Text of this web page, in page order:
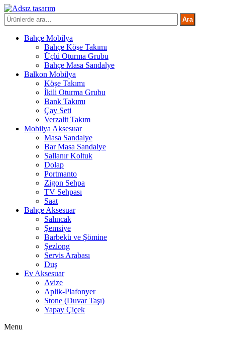
İçeriğe
atla
Ara: Ara
Bahçe Mobilya
Bahçe Köşe Takımı
Üçlü Oturma Grubu
Bahçe Masa Sandalye
Balkon Mobilya
Köşe Takımı
İkili Oturma Grubu
Bank Takımı
Çay Seti
Verzalit Takım
Mobilya Aksesuar
Masa Sandalye
Bar Masa Sandalye
Sallanır Koltuk
Dolap
Portmanto
Zigon Sehpa
TV Sehpası
Saat
Bahçe Aksesuar
Salıncak
Şemsiye
Barbekü ve Şömine
Şezlong
Servis Arabası
Duş
Ev Aksesuar
Avize
Aplik-Plafonyer
Stone (Duvar Taşı)
Yapay Çiçek
Menu